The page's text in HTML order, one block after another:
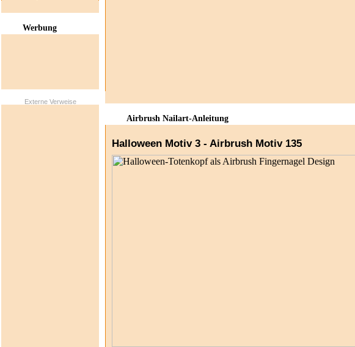
Airbrush Nailart-Anleitung
Halloween Motiv 3 - Airbrush Motiv 135
Werbung
Externe Verweise